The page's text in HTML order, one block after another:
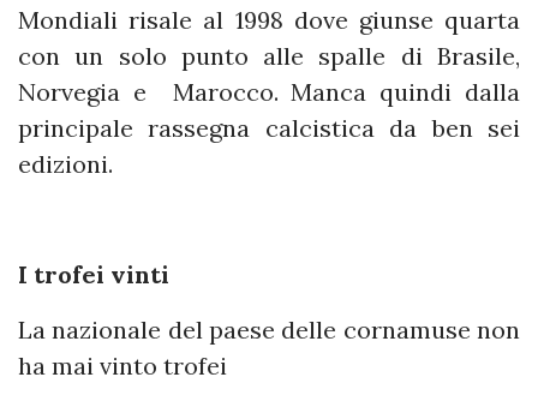
Mondiali risale al 1998 dove giunse quarta
con un solo punto alle spalle di Brasile,
Norvegia e Marocco. Manca quindi dalla
principale rassegna calcistica da ben sei
edizioni.
I trofei vinti
La nazionale del paese delle cornamuse non
ha mai vinto trofei